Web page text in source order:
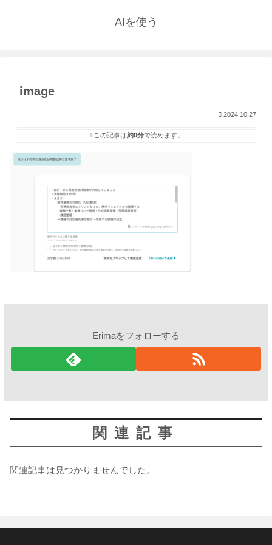
AIを使う
image
2024.10.27
この記事は約0分で読めます。
Erimaをフォローする
関連記事
関連記事は見つかりませんでした。